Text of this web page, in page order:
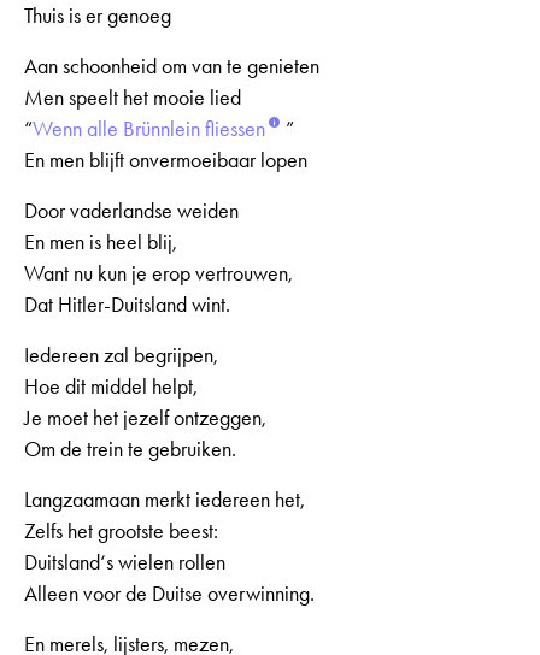
Thuis is er genoeg
Aan schoonheid om van te genieten
Men speelt het mooie lied
“Wenn alle Brünnlein fliessen
”
En men blijft onvermoeibaar lopen
Door vaderlandse weiden
En men is heel blij,
Want nu kun je erop vertrouwen,
Dat Hitler-Duitsland wint.
Iedereen zal begrijpen,
Hoe dit middel helpt,
Je moet het jezelf ontzeggen,
Om de trein te gebruiken.
Langzaamaan merkt iedereen het,
Zelfs het grootste beest:
Duitsland‘s wielen rollen
Alleen voor de Duitse overwinning.
En merels, lijsters, mezen,